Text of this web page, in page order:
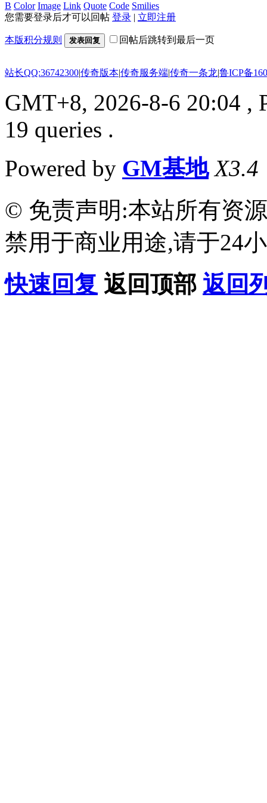
B Color Image Link Quote Code Smilies
您需要登录后才可以回帖 登录 | 立即注册
本版积分规则 发表回复 回帖后跳转到最后一页
站长QQ:36742300|传奇版本|传奇服务端|传奇一条龙|鲁ICP备
GMT+8, 2026-8-6 20:04 ,
19 queries .
Powered by GM基地 X3.4
© 免责声明:本站所有资
禁用于商业用途,请于24
快速回复 返回顶部 返回